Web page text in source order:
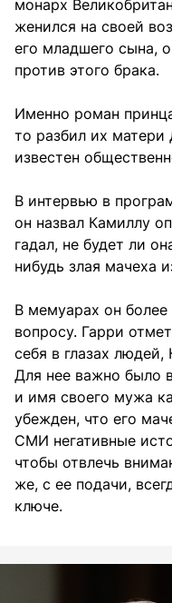
монарх
женился на своей
его младшего сына,
против этого брака.
Именно роман
то разбил их матери
известен
В интервью в
он назвал Камиллу
гадал, не будет ли
нибудь злая мачеха
В мемуарах он
вопросу. Гарри
себя в глазах
Для нее важно было
и имя своего мужа
убежден, что его
СМИ негативные
чтобы отвлечь
же, с ее подачи,
ключе.